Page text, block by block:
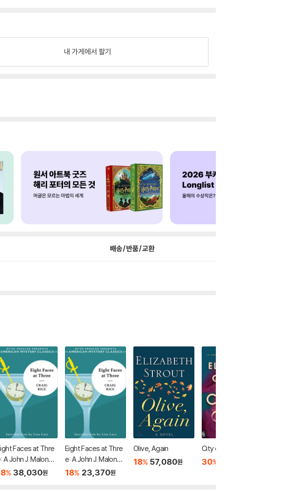
내 가게에서 팔기
배송/반품/교환
Faces at Thre
A John J. Malone
% 38,030원
Eight Faces at Thre
e: A John J. Malone
Mystery
18% 23,370원
Olive, Again
18% 57,080원
City of Girls
30%